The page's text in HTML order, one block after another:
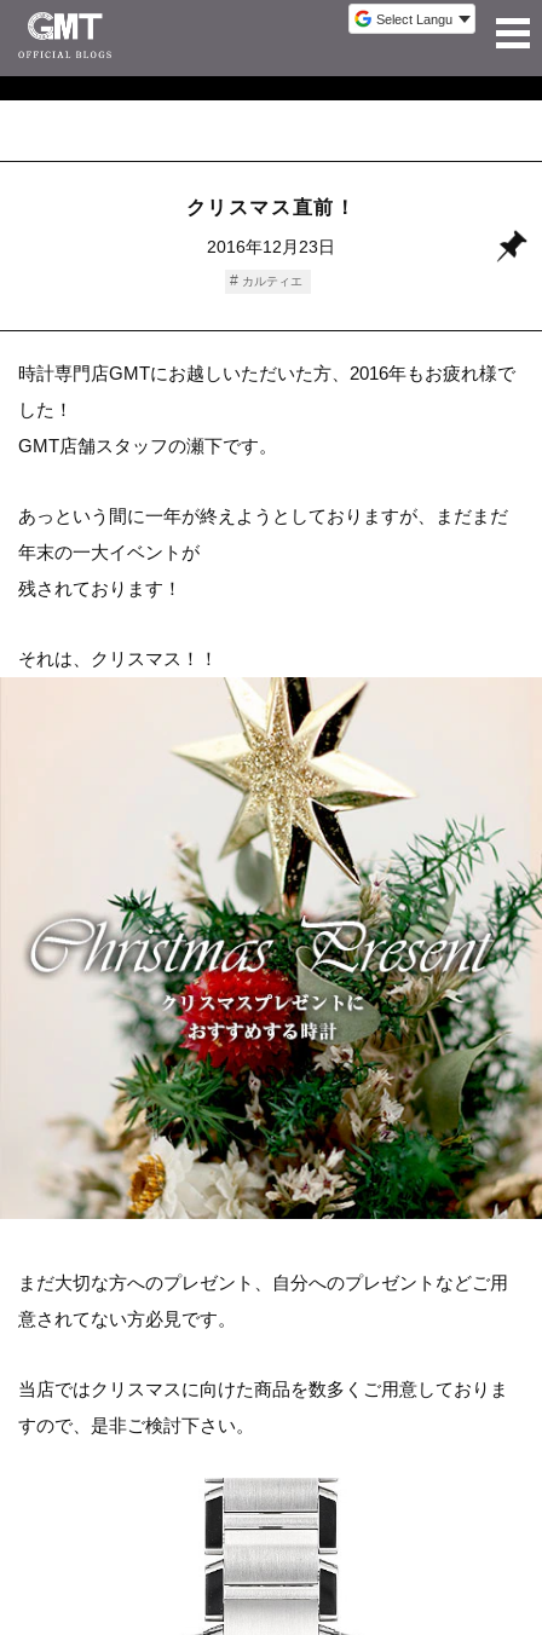
クリスマス直前！
2016年12月23日
カルティエ
時計専門店GMTにお越しいただいた方、2016年もお疲れ様で
した！
GMT店舗スタッフの瀬下です。
あっという間に一年が終えようとしておりますが、まだまだ
年末の一大イベントが
残されております！
それは、クリスマス！！
まだ大切な方へのプレゼント、自分へのプレゼントなどご用
意されてない方必見です。
当店ではクリスマスに向けた商品を数多くご用意しておりま
すので、是非ご検討下さい。